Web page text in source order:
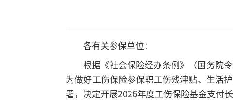
各有关参保单位：
根据《社会保险经办条例》（国务院
为做好工伤保险参保职工伤残津贴、生活
署，决定开展2026年度工伤保险基金支付